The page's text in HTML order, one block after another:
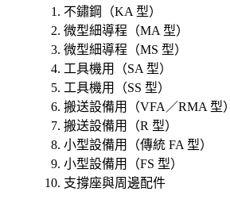
不鏽鋼（KA 型）
微型細導程（MA 型）
微型細導程（MS 型）
工具機用（SA 型）
工具機用（SS 型）
搬送設備用（VFA／RMA 型）
搬送設備用（R 型）
小型設備用（傳統 FA 型）
小型設備用（FS 型）
支撐座與周邊配件